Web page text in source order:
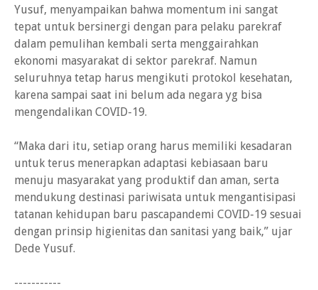
Yusuf, menyampaikan bahwa momentum ini sangat
tepat untuk bersinergi dengan para pelaku parekraf
dalam pemulihan kembali serta menggairahkan
ekonomi masyarakat di sektor parekraf. Namun
seluruhnya tetap harus mengikuti protokol kesehatan,
karena sampai saat ini belum ada negara yg bisa
mengendalikan COVID-19.
“Maka dari itu, setiap orang harus memiliki kesadaran
untuk terus menerapkan adaptasi kebiasaan baru
menuju masyarakat yang produktif dan aman, serta
mendukung destinasi pariwisata untuk mengantisipasi
tatanan kehidupan baru pascapandemi COVID-19 sesuai
dengan prinsip higienitas dan sanitasi yang baik,” ujar
Dede Yusuf.
-----------